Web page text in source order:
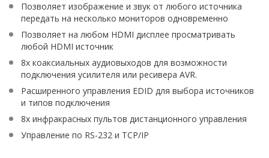
Позволяет изображение и звук от любого источника
передать на несколько мониторов одновременно
Позволяет на любом HDMI дисплее просматривать
любой HDMI источник
8x коаксиальных аудиовыходов для возможности
подключения усилителя или ресивера AVR.
Расширенного управления EDID для выбора источников
и типов подключения
8x инфракрасных пультов дистанционного управления
Управление по RS-232 и TCP/IP